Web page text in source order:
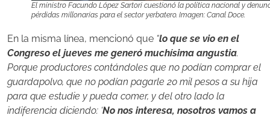
El ministro Facundo López Sartori cuestionó la política nacional y
pérdidas millonarias para el sector yerbatero. Imagen: Canal Doce.
En la misma línea, mencionó que “lo que se vio en el
Congreso el jueves me generó muchísima angustia.
Porque productores contándoles que no podían comprar el
guardapolvo, que no podían pagarle 20 mil pesos a su hija
para que estudie y pueda comer, y del otro lado la
indiferencia diciendo: ‘No nos interesa, nosotros vamos a